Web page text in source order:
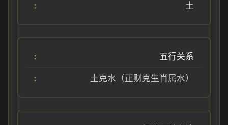
土
五行关系
土克水（正财克生肖属水）